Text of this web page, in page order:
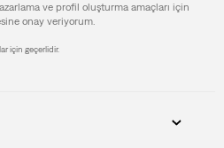
ve profil oluşturma amaçları için
onay veriyorum.
için geçerlidir.